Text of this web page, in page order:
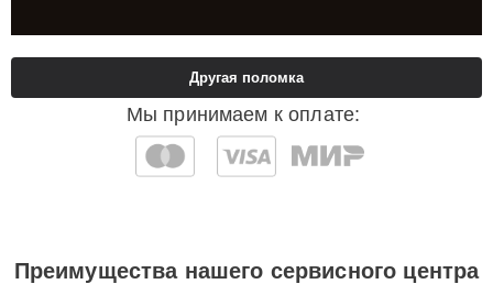
Мы принимаем к оплате:
Другая поломка
Преимущества нашего сервисного центра